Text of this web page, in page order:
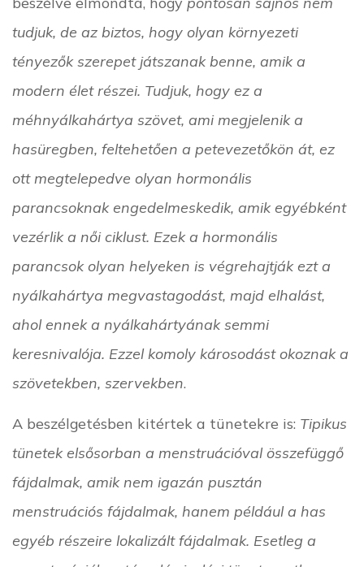
tudjuk, de az biztos, hogy olyan környezeti
tényezők szerepet játszanak benne, amik a
modern élet részei. Tudjuk, hogy ez a
méhnyálkahártya szövet, ami megjelenik a
hasüregben, feltehetően a petevezetőkön át, ez
ott megtelepedve olyan hormonális
parancsoknak engedelmeskedik, amik egyébként
vezérlik a női ciklust. Ezek a hormonális
parancsok olyan helyeken is végrehajtják ezt a
nyálkahártya megvastagodást, majd elhalást,
ahol ennek a nyálkahártyának semmi
keresnivalója. Ezzel komoly károsodást okoznak a
szövetekben, szervekben.
A beszélgetésben kitértek a tünetekre is: Tipikus
tünetek elsősorban a menstruációval összefüggő
fájdalmak, amik nem igazán pusztán
menstruációs fájdalmak, hanem például a has
egyéb részeire lokalizált fájdalmak. Esetleg a